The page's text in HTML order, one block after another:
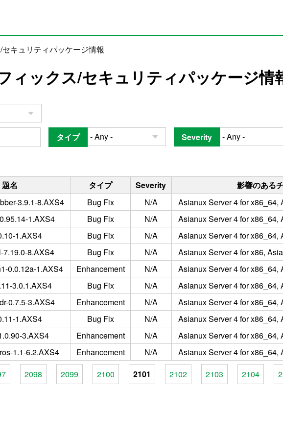
キュリティパッケージ情報
ィックス/セキュリティパッケージ情
タイプ Severity
題名 タイプ Severity 影響のある
3.9.1-8.AXS4 Bug Fix N/A Asianux Server 4 for x86_64,
1.AXS4 Bug Fix N/A Asianux Server 4 for x86_64,
1.AXS4 Bug Fix N/A Asianux Server 4 for x86_64,
7.19.0-8.AXS4 Bug Fix N/A Asianux Server 4 for x86,
0.0.12a-1.AXS4 Enhancement N/A Asianux Server 4 for x86_64,
3.0.1.AXS4 Bug Fix N/A Asianux Server 4 for x86_64,
0.7.5-3.AXS4 Enhancement N/A Asianux Server 4 for x86_64,
1.AXS4 Bug Fix N/A Asianux Server 4 for x86_64,
3.AXS4 Enhancement N/A Asianux Server 4 for x86_64,
1.1-6.2.AXS4 Enhancement N/A Asianux Server 4 for x86_64,
2098 2099 2100 2101 2102 2103 2104